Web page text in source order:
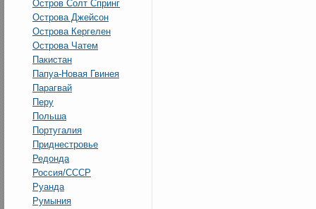
Остров Солт Спринг
Острова Джейсон
Острова Кергелен
Острова Чатем
Пакистан
Папуа-Новая Гвинея
Парагвай
Перу
Польша
Португалия
Приднестровье
Редонда
Россия/СССР
Руанда
Румыния